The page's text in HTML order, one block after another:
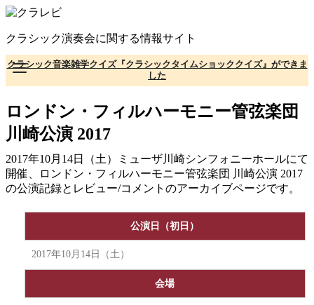
コ
テ
ン
ツ
へ
動
クラシック演奏会に関する情報サイト
クラシック音楽雑学クイズ『クラシックタイムショッククイズ』ができま
した
ロンドン・フィルハーモニー管弦楽団
川崎公演 2017
2017年10月14日（土）ミューザ川崎シンフォニーホールにて
開催、ロンドン・フィルハーモニー管弦楽団 川崎公演 2017
の公演記録とレビュー/コメントのアーカイブページです。
公演日（初日）
2017年10月14日（土）
会場